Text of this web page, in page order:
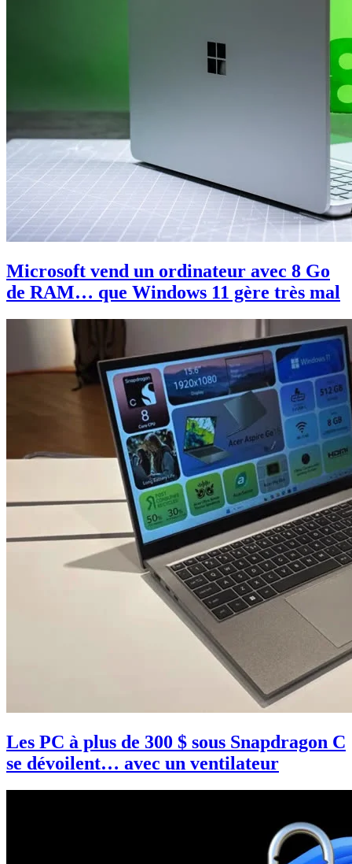
Microsoft vend un ordinateur avec 8 Go
de RAM… que Windows 11 gère très mal
Les PC à plus de 300 $ sous Snapdragon C
se dévoilent… avec un ventilateur